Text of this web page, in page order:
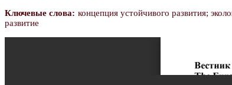
Ключевые слова: концепция устойчивого развития;
развитие